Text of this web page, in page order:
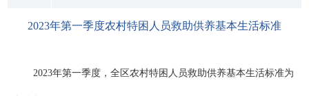
2023年第一季度农村特困人员救助供养基本生活标准
2023年第一季度，全区农村特困人员救助供养基本生活标准为